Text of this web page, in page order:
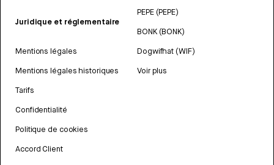
Juridique et réglementaire
Mentions légales
Mentions légales historiques
Tarifs
Confidentialité
Politique de cookies
Accord Client
PEPE (PEPE)
BONK (BONK)
Dogwifhat (WIF)
Voir plus